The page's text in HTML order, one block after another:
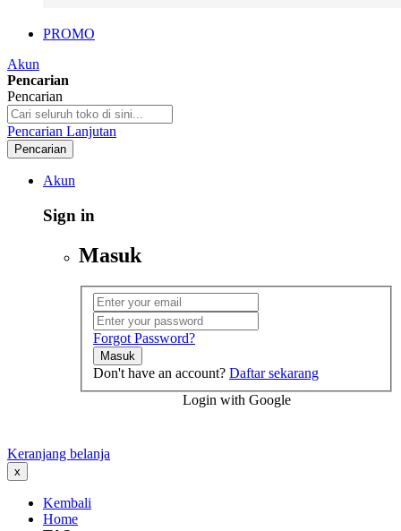
PROMO
Akun
Pencarian
Pencarian
Pencarian Lanjutan
Pencarian
Akun
Sign in
Masuk
Forgot Password?
Masuk
Don't have an account? Daftar sekarang
Login with Google
Keranjang belanja
x
Kembali
Home